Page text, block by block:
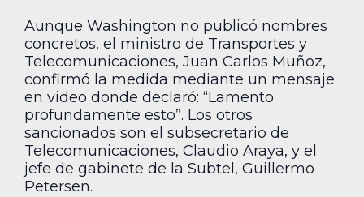
Aunque Washington no publicó nombres
concretos, el ministro de Transportes y
Telecomunicaciones, Juan Carlos Muñoz,
confirmó la medida mediante un mensaje
en video donde declaró: “Lamento
profundamente esto”. Los otros
sancionados son el subsecretario de
Telecomunicaciones, Claudio Araya, y el
jefe de gabinete de la Subtel, Guillermo
Petersen.